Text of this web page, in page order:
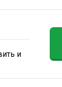
и